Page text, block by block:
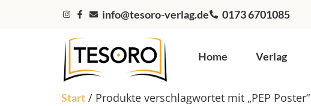
info@tesoro-verlag.de 0173 6701085
Home Verlag
Start / Produkte verschlagwortet mit „PEP Poster“